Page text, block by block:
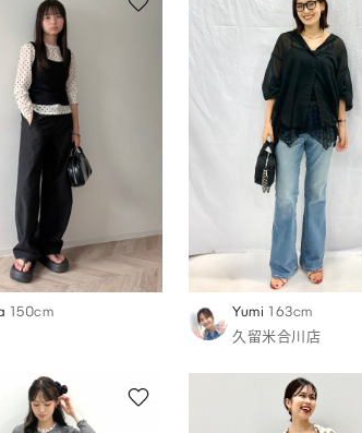
150cm Yumi 163cm
久留米合川店